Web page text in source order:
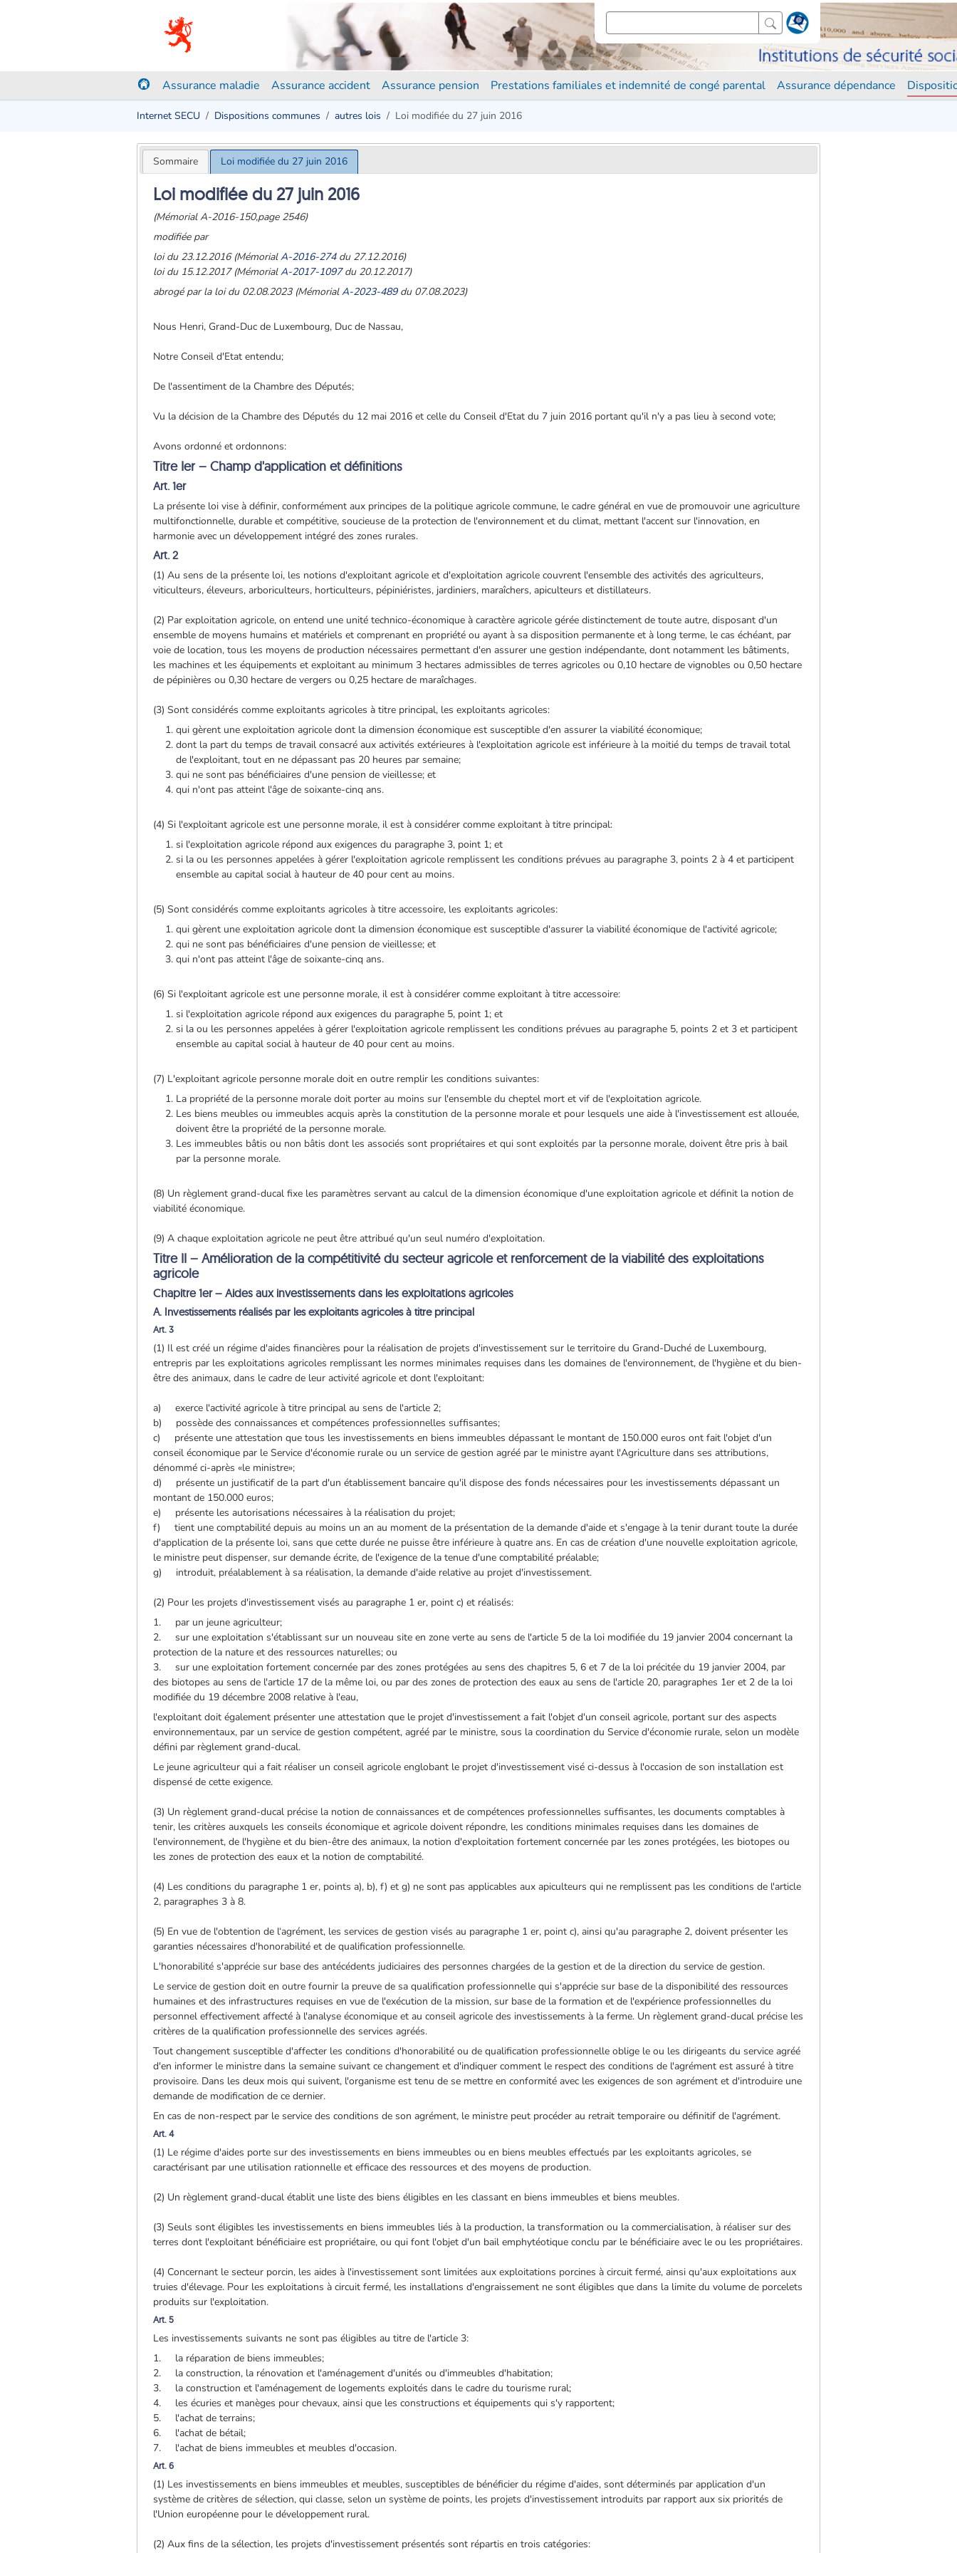
Assurance maladie Assurance accident Assurance pension Prestations familiales et indemnité de congé parental Assurance dépendance
Internet SECU Dispositions communes autres lois Loi modifiée du 27 juin 2016
Sommaire Loi modifiée du 27 juin 2016
Loi modifiée du 27 juin 2016
(Mémorial A-2016-150,page 2546)
modifiée par
loi du 23.12.2016 (MémorialA-2016-274du 27.12.2016)
loi du 15.12.2017 (MémorialA-2017-1097du 20.12.2017)
abrogé par la loi du 02.08.2023 (MémorialA-2023-489du 07.08.2023)
Nous Henri, Grand-Duc de Luxembourg, Duc de Nassau,
Notre Conseil d'Etat entendu;
De l'assentiment de la Chambre des Députés;
Vu la décision de la Chambre des Députés du 12 mai 2016 et celle du Conseil d'Etat du 7 juin 2016 portant qu'il n'y a pas lieu à second vote;
Avons ordonné et ordonnons:
Titre Ier – Champ d'application et définitions
Art. 1er
La présente loi vise à définir, conformément aux principes de la politique agricole commune, le cadre général en vue de promouvoir une agriculture
multifonctionnelle, durable et compétitive, soucieuse de la protection de l'environnement et du climat, mettant l'accent sur l'innovation, en
harmonie avec un développement intégré des zones rurales.
Art. 2
(1) Au sens de la présente loi, les notions d'exploitant agricole et d'exploitation agricole couvrent l'ensemble des activités des agriculteurs,
viticulteurs, éleveurs, arboriculteurs, horticulteurs, pépiniéristes, jardiniers, maraîchers, apiculteurs et distillateurs.
(2) Par exploitation agricole, on entend une unité technico-économique à caractère agricole gérée distinctement de toute autre, disposant d'un
ensemble de moyens humains et matériels et comprenant en propriété ou ayant à sa disposition permanente et à long terme, le cas échéant, par
voie de location, tous les moyens de production nécessaires permettant d'en assurer une gestion indépendante, dont notamment les bâtiments,
les machines et les équipements et exploitant au minimum 3 hectares admissibles de terres agricoles ou 0,10 hectare de vignobles ou 0,50 hectare
de pépinières ou 0,30 hectare de vergers ou 0,25 hectare de maraîchages.
(3) Sont considérés comme exploitants agricoles à titre principal, les exploitants agricoles:
qui gèrent une exploitation agricole dont la dimension économique est susceptible d'en assurer la viabilité économique;
dont la part du temps de travail consacré aux activités extérieures à l'exploitation agricole est inférieure à la moitié du temps de travail total
de l'exploitant, tout en ne dépassant pas 20 heures par semaine;
qui ne sont pas bénéficiaires d'une pension de vieillesse; et
qui n'ont pas atteint l'âge de soixante-cinq ans.
(4) Si l'exploitant agricole est une personne morale, il est à considérer comme exploitant à titre principal:
si l'exploitation agricole répond aux exigences du paragraphe 3, point 1; et
si la ou les personnes appelées à gérer l'exploitation agricole remplissent les conditions prévues au paragraphe 3, points 2 à 4 et participent
ensemble au capital social à hauteur de 40 pour cent au moins.
(5) Sont considérés comme exploitants agricoles à titre accessoire, les exploitants agricoles:
qui gèrent une exploitation agricole dont la dimension économique est susceptible d'assurer la viabilité économique de l'activité agricole;
qui ne sont pas bénéficiaires d'une pension de vieillesse; et
qui n'ont pas atteint l'âge de soixante-cinq ans.
(6) Si l'exploitant agricole est une personne morale, il est à considérer comme exploitant à titre accessoire:
si l'exploitation agricole répond aux exigences du paragraphe 5, point 1; et
si la ou les personnes appelées à gérer l'exploitation agricole remplissent les conditions prévues au paragraphe 5, points 2 et 3 et participent
ensemble au capital social à hauteur de 40 pour cent au moins.
(7) L'exploitant agricole personne morale doit en outre remplir les conditions suivantes:
La propriété de la personne morale doit porter au moins sur l'ensemble du cheptel mort et vif de l'exploitation agricole.
Les biens meubles ou immeubles acquis après la constitution de la personne morale et pour lesquels une aide à l'investissement est allouée,
doivent être la propriété de la personne morale.
Les immeubles bâtis ou non bâtis dont les associés sont propriétaires et qui sont exploités par la personne morale, doivent être pris à bail
par la personne morale.
(8) Un règlement grand-ducal fixe les paramètres servant au calcul de la dimension économique d'une exploitation agricole et définit la notion de
viabilité économique.
(9) A chaque exploitation agricole ne peut être attribué qu'un seul numéro d'exploitation.
Titre II – Amélioration de la compétitivité du secteur agricole et renforcement de la viabilité des exploitations
agricole
Chapitre 1er – Aides aux investissements dans les exploitations agricoles
A. Investissements réalisés par les exploitants agricoles à titre principal
Art. 3
(1) Il est créé un régime d'aides financières pour la réalisation de projets d'investissement sur le territoire du Grand-Duché de Luxembourg,
entrepris par les exploitations agricoles remplissant les normes minimales requises dans les domaines de l'environnement, de l'hygiène et du bien-
être des animaux, dans le cadre de leur activité agricole et dont l'exploitant:
a) exerce l'activité agricole à titre principal au sens de l'article 2;
b) possède des connaissances et compétences professionnelles suffisantes;
c) présente une attestation que tous les investissements en biens immeubles dépassant le montant de 150.000 euros ont fait l'objet d'un
conseil économique par le Service d'économie rurale ou un service de gestion agréé par le ministre ayant l'Agriculture dans ses attributions,
dénommé ci-après «le ministre»;
d) présente un justificatif de la part d'un établissement bancaire qu'il dispose des fonds nécessaires pour les investissements dépassant un
montant de 150.000 euros;
e) présente les autorisations nécessaires à la réalisation du projet;
f) tient une comptabilité depuis au moins un an au moment de la présentation de la demande d'aide et s'engage à la tenir durant toute la durée
d'application de la présente loi, sans que cette durée ne puisse être inférieure à quatre ans. En cas de création d'une nouvelle exploitation agricole,
le ministre peut dispenser, sur demande écrite, de l'exigence de la tenue d'une comptabilité préalable;
g) introduit, préalablement à sa réalisation, la demande d'aide relative au projet d'investissement.
(2) Pour les projets d'investissement visés au paragraphe 1 er, point c) et réalisés:
1. par un jeune agriculteur;
2. sur une exploitation s'établissant sur un nouveau site en zone verte au sens de l'article 5 de la loi modifiée du 19 janvier 2004 concernant la
protection de la nature et des ressources naturelles; ou
3. sur une exploitation fortement concernée par des zones protégées au sens des chapitres 5, 6 et 7 de la loi précitée du 19 janvier 2004, par
des biotopes au sens de l'article 17 de la même loi, ou par des zones de protection des eaux au sens de l'article 20, paragraphes 1er et 2 de la loi
modifiée du 19 décembre 2008 relative à l'eau,
l'exploitant doit également présenter une attestation que le projet d'investissement a fait l'objet d'un conseil agricole, portant sur des aspects
environnementaux, par un service de gestion compétent, agréé par le ministre, sous la coordination du Service d'économie rurale, selon un modèle
défini par règlement grand-ducal.
Le jeune agriculteur qui a fait réaliser un conseil agricole englobant le projet d'investissement visé ci-dessus à l'occasion de son installation est
dispensé de cette exigence.
(3) Un règlement grand-ducal précise la notion de connaissances et de compétences professionnelles suffisantes, les documents comptables à
tenir, les critères auxquels les conseils économique et agricole doivent répondre, les conditions minimales requises dans les domaines de
l'environnement, de l'hygiène et du bien-être des animaux, la notion d'exploitation fortement concernée par les zones protégées, les biotopes ou
les zones de protection des eaux et la notion de comptabilité.
(4) Les conditions du paragraphe 1 er, points a), b), f) et g) ne sont pas applicables aux apiculteurs qui ne remplissent pas les conditions de l'article
2, paragraphes 3 à 8.
(5) En vue de l'obtention de l‘agrément, les services de gestion visés au paragraphe 1 er, point c), ainsi qu'au paragraphe 2, doivent présenter les
garanties nécessaires d'honorabilité et de qualification professionnelle.
L'honorabilité s'apprécie sur base des antécédents judiciaires des personnes chargées de la gestion et de la direction du service de gestion.
Le service de gestion doit en outre fournir la preuve de sa qualification professionnelle qui s'apprécie sur base de la disponibilité des ressources
humaines et des infrastructures requises en vue de l'exécution de la mission, sur base de la formation et de l'expérience professionnelles du
personnel effectivement affecté à l'analyse économique et au conseil agricole des investissements à la ferme. Un règlement grand-ducal précise les
critères de la qualification professionnelle des services agréés.
Tout changement susceptible d'affecter les conditions d'honorabilité ou de qualification professionnelle oblige le ou les dirigeants du service agréé
d'en informer le ministre dans la semaine suivant ce changement et d'indiquer comment le respect des conditions de l'agrément est assuré à titre
provisoire. Dans les deux mois qui suivent, l'organisme est tenu de se mettre en conformité avec les exigences de son agrément et d'introduire une
demande de modification de ce dernier.
En cas de non-respect par le service des conditions de son agrément, le ministre peut procéder au retrait temporaire ou définitif de l'agrément.
Art. 4
(1) Le régime d'aides porte sur des investissements en biens immeubles ou en biens meubles effectués par les exploitants agricoles, se
caractérisant par une utilisation rationnelle et efficace des ressources et des moyens de production.
(2) Un règlement grand-ducal établit une liste des biens éligibles en les classant en biens immeubles et biens meubles.
(3) Seuls sont éligibles les investissements en biens immeubles liés à la production, la transformation ou la commercialisation, à réaliser sur des
terres dont l'exploitant bénéficiaire est propriétaire, ou qui font l'objet d'un bail emphytéotique conclu par le bénéficiaire avec le ou les propriétaires.
(4) Concernant le secteur porcin, les aides à l'investissement sont limitées aux exploitations porcines à circuit fermé, ainsi qu'aux exploitations aux
truies d'élevage. Pour les exploitations à circuit fermé, les installations d'engraissement ne sont éligibles que dans la limite du volume de porcelets
produits sur l'exploitation.
Art. 5
Les investissements suivants ne sont pas éligibles au titre de l'article 3:
1. la réparation de biens immeubles;
2. la construction, la rénovation et l'aménagement d'unités ou d'immeubles d'habitation;
3. la construction et l'aménagement de logements exploités dans le cadre du tourisme rural;
4. les écuries et manèges pour chevaux, ainsi que les constructions et équipements qui s'y rapportent;
5. l'achat de terrains;
6. l'achat de bétail;
7. l'achat de biens immeubles et meubles d'occasion.
Art. 6
(1) Les investissements en biens immeubles et meubles, susceptibles de bénéficier du régime d'aides, sont déterminés par application d'un
système de critères de sélection, qui classe, selon un système de points, les projets d'investissement introduits par rapport aux six priorités de
l'Union européenne pour le développement rural.
(2) Aux fins de la sélection, les projets d'investissement présentés sont répartis en trois catégories: